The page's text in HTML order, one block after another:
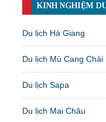
KINH NGHIỆM
Du lịch Hà Giang
Du lịch Mù Cang Chải
Du lịch Sapa
Du lịch Mai Châu